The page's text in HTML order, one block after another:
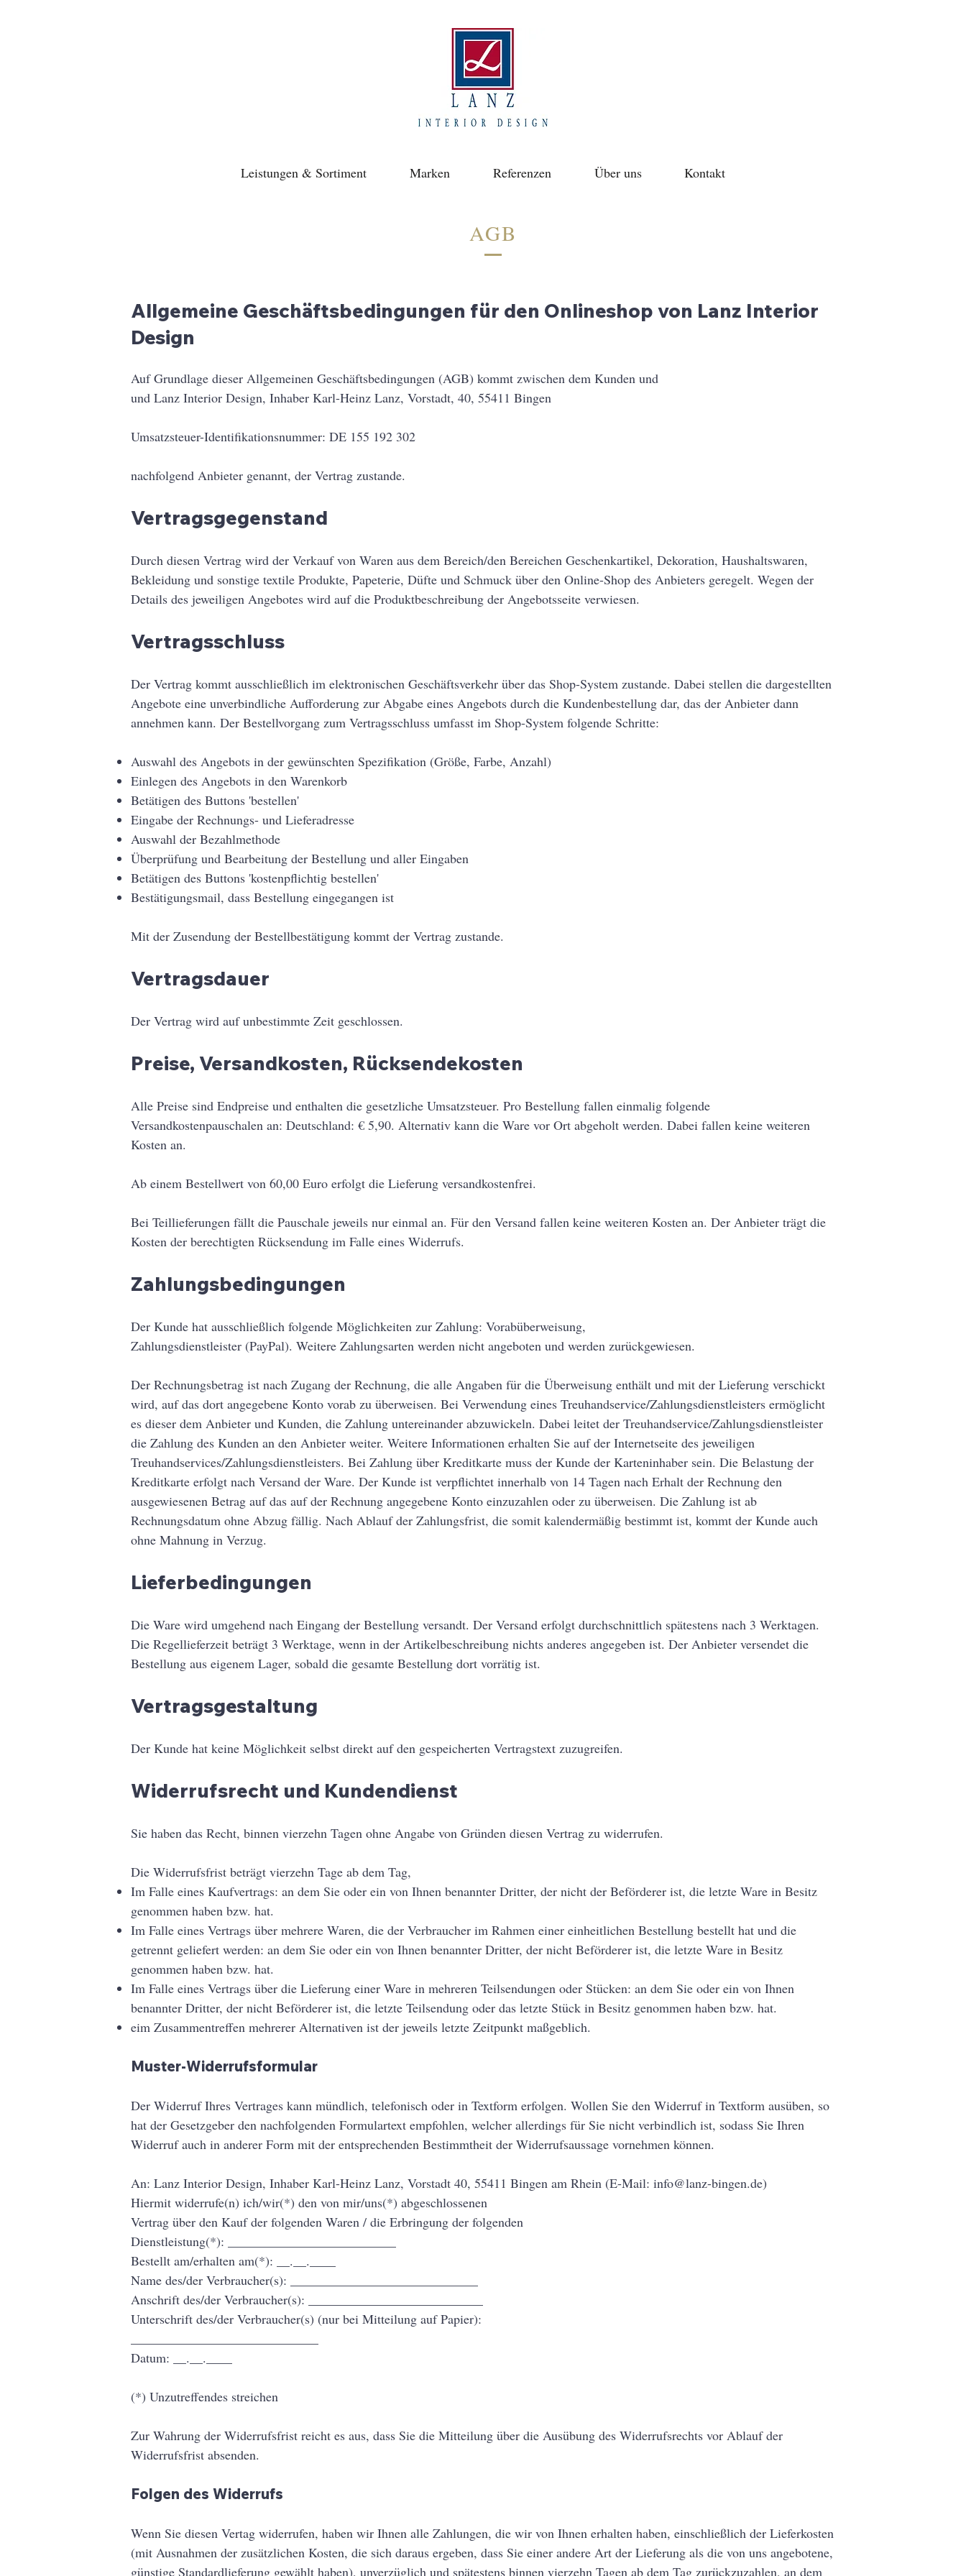
Leistungen & Sortiment Marken Referenzen Über uns Kontakt
AGB
Allgemeine Geschäftsbedingungen für den Onlineshop von Lanz Interior
Design
Auf Grundlage dieser Allgemeinen Geschäftsbedingungen (AGB) kommt zwischen dem Kunden und
und Lanz Interior Design, Inhaber Karl-Heinz Lanz, Vorstadt, 40, 55411 Bingen
Umsatzsteuer-Identifikationsnummer: DE 155 192 302
nachfolgend Anbieter genannt, der Vertrag zustande.
Vertragsgegenstand
Durch diesen Vertrag wird der Verkauf von Waren aus dem Bereich/den Bereichen Geschenkartikel, Dekoration, Haushaltswaren,
Bekleidung und sonstige textile Produkte, Papeterie, Düfte und Schmuck über den Online-Shop des Anbieters geregelt. Wegen der
Details des jeweiligen Angebotes wird auf die Produktbeschreibung der Angebotsseite verwiesen.
Vertragsschluss
Der Vertrag kommt ausschließlich im elektronischen Geschäftsverkehr über das Shop-System zustande. Dabei stellen die dargestellten
Angebote eine unverbindliche Aufforderung zur Abgabe eines Angebots durch die Kundenbestellung dar, das der Anbieter dann
annehmen kann. Der Bestellvorgang zum Vertragsschluss umfasst im Shop-System folgende Schritte:
Auswahl des Angebots in der gewünschten Spezifikation (Größe, Farbe, Anzahl)
Einlegen des Angebots in den Warenkorb
Betätigen des Buttons 'bestellen'
Eingabe der Rechnungs- und Lieferadresse
Auswahl der Bezahlmethode
Überprüfung und Bearbeitung der Bestellung und aller Eingaben
Betätigen des Buttons 'kostenpflichtig bestellen'
Bestätigungsmail, dass Bestellung eingegangen ist
Mit der Zusendung der Bestellbestätigung kommt der Vertrag zustande.
Vertragsdauer
Der Vertrag wird auf unbestimmte Zeit geschlossen.
Preise, Versandkosten, Rücksendekosten
Alle Preise sind Endpreise und enthalten die gesetzliche Umsatzsteuer. Pro Bestellung fallen einmalig folgende
Versandkostenpauschalen an: Deutschland: € 5,90. Alternativ kann die Ware vor Ort abgeholt werden. Dabei fallen keine weiteren
Kosten an.
Ab einem Bestellwert von 60,00 Euro erfolgt die Lieferung versandkostenfrei.
Bei Teillieferungen fällt die Pauschale jeweils nur einmal an. Für den Versand fallen keine weiteren Kosten an. Der Anbieter trägt die
Kosten der berechtigten Rücksendung im Falle eines Widerrufs.
Zahlungsbedingungen
Der Kunde hat ausschließlich folgende Möglichkeiten zur Zahlung: Vorabüberweisung,
Zahlungsdienstleister (PayPal). Weitere Zahlungsarten werden nicht angeboten und werden zurückgewiesen.
Der Rechnungsbetrag ist nach Zugang der Rechnung, die alle Angaben für die Überweisung enthält und mit der Lieferung verschickt
wird, auf das dort angegebene Konto vorab zu überweisen. Bei Verwendung eines Treuhandservice/Zahlungsdienstleisters ermöglicht
es dieser dem Anbieter und Kunden, die Zahlung untereinander abzuwickeln. Dabei leitet der Treuhandservice/Zahlungsdienstleister
die Zahlung des Kunden an den Anbieter weiter. Weitere Informationen erhalten Sie auf der Internetseite des jeweiligen
Treuhandservices/Zahlungsdienstleisters. Bei Zahlung über Kreditkarte muss der Kunde der Karteninhaber sein. Die Belastung der
Kreditkarte erfolgt nach Versand der Ware. Der Kunde ist verpflichtet innerhalb von 14 Tagen nach Erhalt der Rechnung den
ausgewiesenen Betrag auf das auf der Rechnung angegebene Konto einzuzahlen oder zu überweisen. Die Zahlung ist ab
Rechnungsdatum ohne Abzug fällig. Nach Ablauf der Zahlungsfrist, die somit kalendermäßig bestimmt ist, kommt der Kunde auch
ohne Mahnung in Verzug.
Lieferbedingungen
Die Ware wird umgehend nach Eingang der Bestellung versandt. Der Versand erfolgt durchschnittlich spätestens nach 3 Werktagen.
Die Regellieferzeit beträgt 3 Werktage, wenn in der Artikelbeschreibung nichts anderes angegeben ist. Der Anbieter versendet die
Bestellung aus eigenem Lager, sobald die gesamte Bestellung dort vorrätig ist.
Vertragsgestaltung
Der Kunde hat keine Möglichkeit selbst direkt auf den gespeicherten Vertragstext zuzugreifen.
Widerrufsrecht und Kundendienst
Sie haben das Recht, binnen vierzehn Tagen ohne Angabe von Gründen diesen Vertrag zu widerrufen.
Die Widerrufsfrist beträgt vierzehn Tage ab dem Tag,
Im Falle eines Kaufvertrags: an dem Sie oder ein von Ihnen benannter Dritter, der nicht der Beförderer ist, die letzte Ware in Besitz
genommen haben bzw. hat.
Im Falle eines Vertrags über mehrere Waren, die der Verbraucher im Rahmen einer einheitlichen Bestellung bestellt hat und die
getrennt geliefert werden: an dem Sie oder ein von Ihnen benannter Dritter, der nicht Beförderer ist, die letzte Ware in Besitz
genommen haben bzw. hat.
Im Falle eines Vertrags über die Lieferung einer Ware in mehreren Teilsendungen oder Stücken: an dem Sie oder ein von Ihnen
benannter Dritter, der nicht Beförderer ist, die letzte Teilsendung oder das letzte Stück in Besitz genommen haben bzw. hat.
eim Zusammentreffen mehrerer Alternativen ist der jeweils letzte Zeitpunkt maßgeblich.
Muster-Widerrufsformular
Der Widerruf Ihres Vertrages kann mündlich, telefonisch oder in Textform erfolgen. Wollen Sie den Widerruf in Textform ausüben, so
hat der Gesetzgeber den nachfolgenden Formulartext empfohlen, welcher allerdings für Sie nicht verbindlich ist, sodass Sie Ihren
Widerruf auch in anderer Form mit der entsprechenden Bestimmtheit der Widerrufsaussage vornehmen können.
An: Lanz Interior Design, Inhaber Karl-Heinz Lanz, Vorstadt 40, 55411 Bingen am Rhein (E-Mail: info@lanz-bingen.de)
Hiermit widerrufe(n) ich/wir(*) den von mir/uns(*) abgeschlossenen
Vertrag über den Kauf der folgenden Waren / die Erbringung der folgenden
Dienstleistung(*): __________________________
Bestellt am/erhalten am(*): __.__.____
Name des/der Verbraucher(s): _____________________________
Anschrift des/der Verbraucher(s): ___________________________
Unterschrift des/der Verbraucher(s) (nur bei Mitteilung auf Papier):
Datum: __.__.____
(*) Unzutreffendes streichen
Zur Wahrung der Widerrufsfrist reicht es aus, dass Sie die Mitteilung über die Ausübung des Widerrufsrechts vor Ablauf der
Widerrufsfrist absenden.
Folgen des Widerrufs
Wenn Sie diesen Vertag widerrufen, haben wir Ihnen alle Zahlungen, die wir von Ihnen erhalten haben, einschließlich der Lieferkosten
(mit Ausnahmen der zusätzlichen Kosten, die sich daraus ergeben, dass Sie einer andere Art der Lieferung als die von uns angebotene,
günstige Standardlieferung gewählt haben), unverzüglich und spätestens binnen vierzehn Tagen ab dem Tag zurückzuzahlen, an dem